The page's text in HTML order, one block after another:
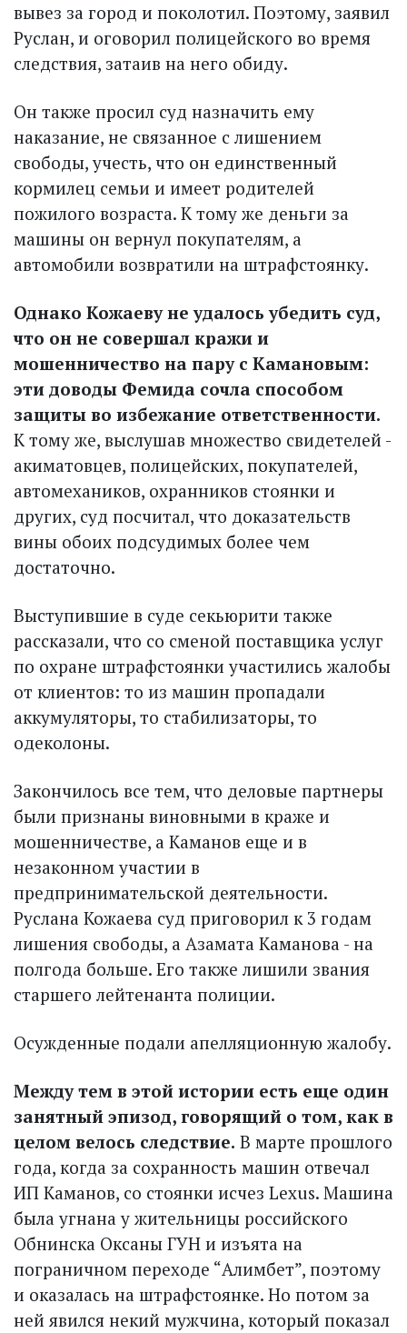
вывез за город и поколотил. Поэтому, заявил
Руслан, и оговорил полицейского во время
следствия, затаив на него обиду.
Он также просил суд назначить ему
наказание, не связанное с лишением
свободы, учесть, что он единственный
кормилец семьи и имеет родителей
пожилого возраста. К тому же деньги за
машины он вернул покупателям, а
автомобили возвратили на штрафстоянку.
Однако Кожаеву не удалось убедить суд,
что он не совершал кражи и
мошенничество на пару с Камановым:
эти доводы Фемида сочла способом
защиты во избежание ответственности.
К тому же, выслушав множество свидетелей -
акиматовцев, полицейских, покупателей,
автомехаников, охранников стоянки и
других, суд посчитал, что доказательств
вины обоих подсудимых более чем
достаточно.
Выступившие в суде секьюрити также
рассказали, что со сменой поставщика услуг
по охране штрафстоянки участились жалобы
от клиентов: то из машин пропадали
аккумуляторы, то стабилизаторы, то
одеколоны.
Закончилось все тем, что деловые партнеры
были признаны виновными в краже и
мошенничестве, а Каманов еще и в
незаконном участии в
предпринимательской деятельности.
Руслана Кожаева суд приговорил к 3 годам
лишения свободы, а Азамата Каманова - на
полгода больше. Его также лишили звания
старшего лейтенанта полиции.
Осужденные подали апелляционную жалобу.
Между тем в этой истории есть еще один
занятный эпизод, говорящий о том, как в
целом велось следствие. В марте прошлого
года, когда за сохранность машин отвечал
ИП Каманов, со стоянки исчез Lexus. Машина
была угнана у жительницы российского
Обнинска Оксаны ГУН и изъята на
пограничном переходе “Алимбет”, поэтому
и оказалась на штрафстоянке. Но потом за
ней явился некий мужчина, который показал